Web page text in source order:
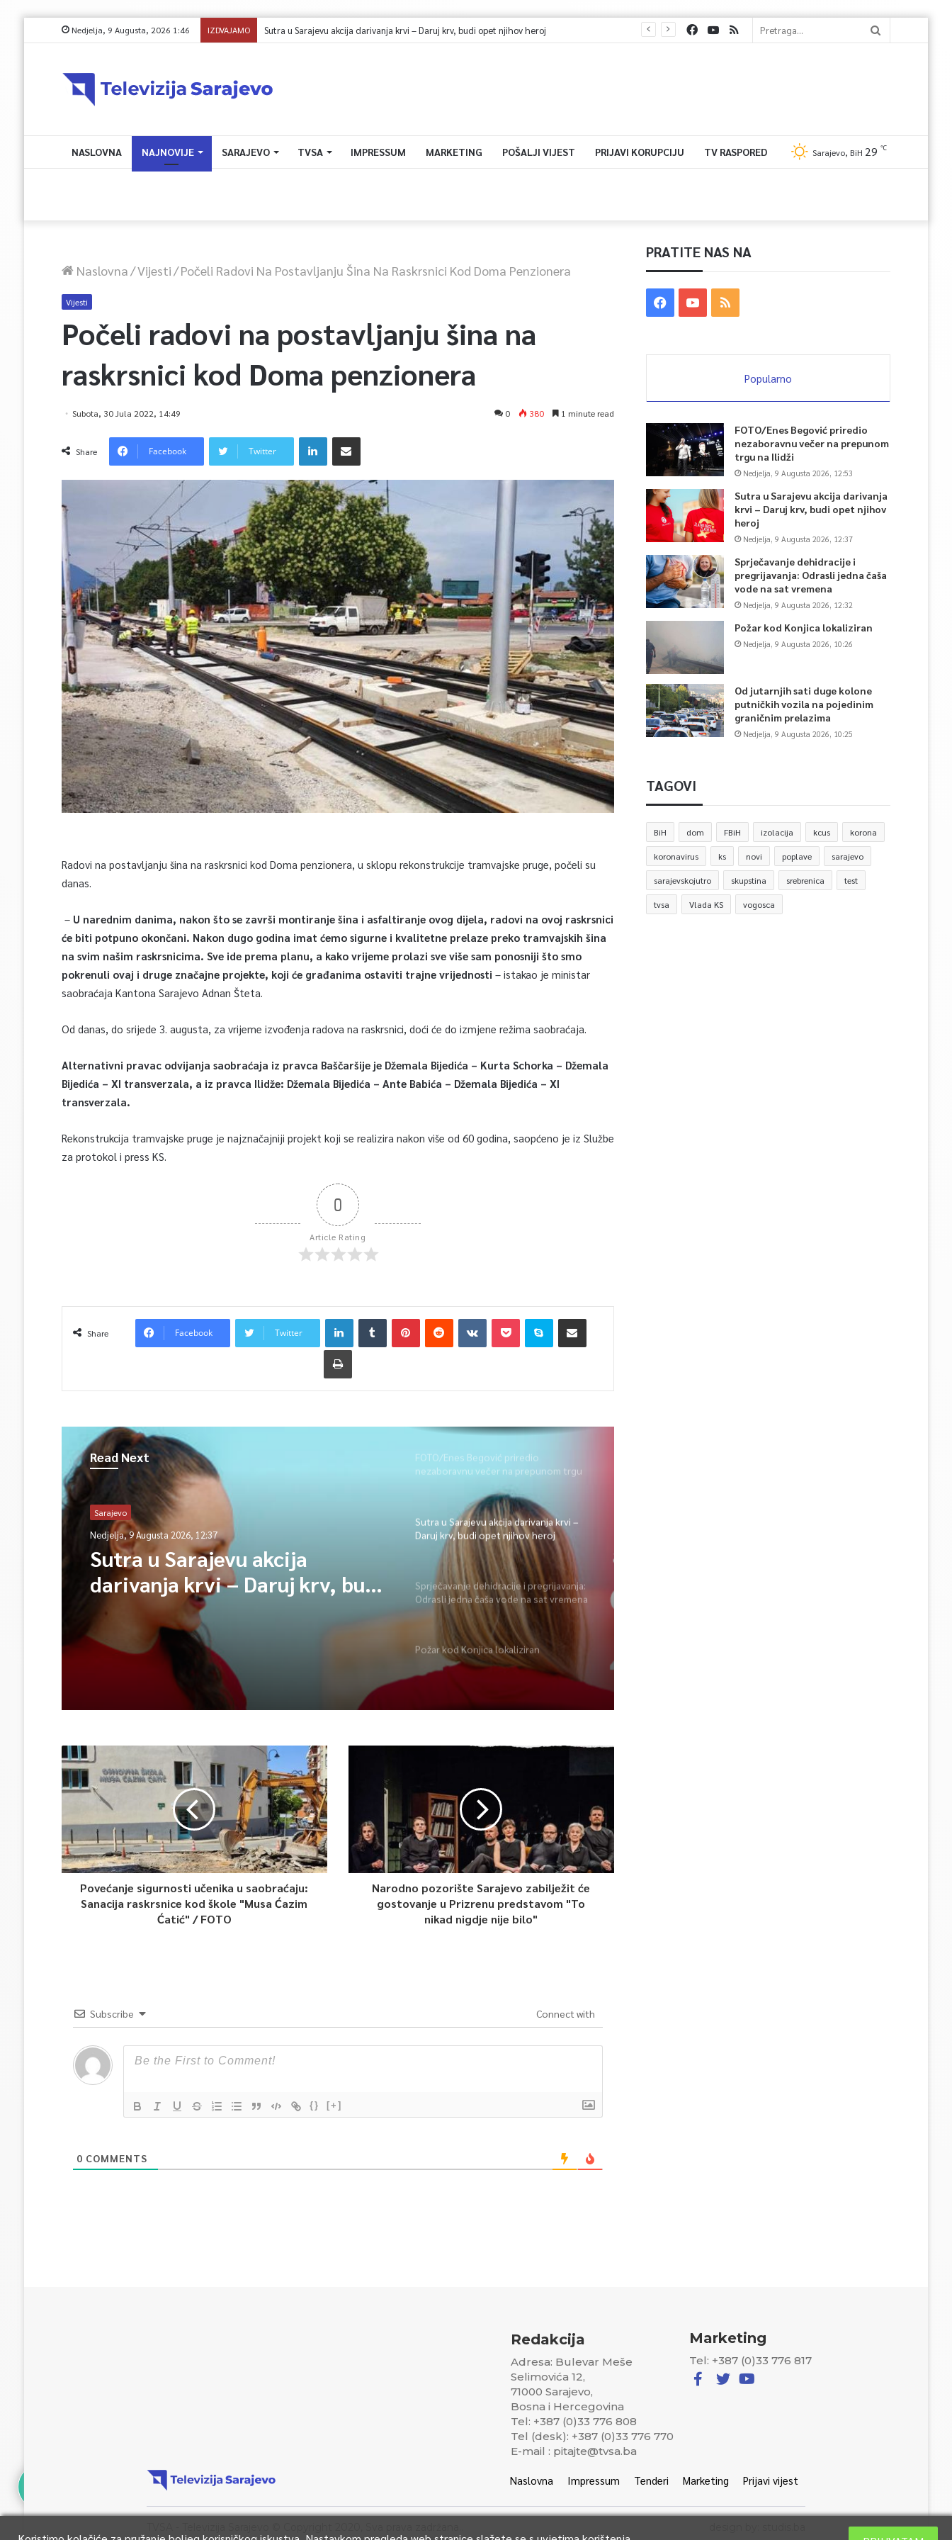
Nedjelja, 9 Augusta, 2026 1:46 IZDVAJAMO Sutra u Sarajevu akcija darivanja krvi – Daruj krv, budi opet njihov heroj
NASLOVNA NAJNOVIJE SARAJEVO TVSA IMPRESSUM MARKETING POŠALJI VIJEST PRIJAVI KORUPCIJU TV RASPORED Sarajevo, BiH 29 ℃
Naslovna/Vijesti/Počeli Radovi Na Postavljanju Šina Na Raskrsnici Kod Doma Penzionera
Vijesti
Počeli radovi na postavljanju šina na
raskrsnici kod Doma penzionera
Subota, 30 Jula 2022, 14:49 0 380 1 minute read
Share Facebook Twitter
Radovi na postavljanju šina na raskrsnici kod Doma penzionera, u sklopu rekonstrukcije tramvajske pruge, počeli su
danas.
– U narednim danima, nakon što se završi montiranje šina i asfaltiranje ovog dijela, radovi na ovoj raskrsnici
će biti potpuno okončani. Nakon dugo godina imat ćemo sigurne i kvalitetne prelaze preko tramvajskih šina
na svim našim raskrsnicima. Sve ide prema planu, a kako vrijeme prolazi sve više sam ponosniji što smo
pokrenuli ovaj i druge značajne projekte, koji će građanima ostaviti trajne vrijednosti – istakao je ministar
saobraćaja Kantona Sarajevo Adnan Šteta.
Od danas, do srijede 3. augusta, za vrijeme izvođenja radova na raskrsnici, doći će do izmjene režima saobraćaja.
Alternativni pravac odvijanja saobraćaja iz pravca Baščaršije je Džemala Bijedića – Kurta Schorka – Džemala
Bijedića – XI transverzala, a iz pravca Ilidže: Džemala Bijedića – Ante Babića – Džemala Bijedića – XI
transverzala.
Rekonstrukcija tramvajske pruge je najznačajniji projekt koji se realizira nakon više od 60 godina, saopćeno je iz Službe
za protokol i press KS.
0
Article Rating
Share Facebook Twitter
Read Next
Sarajevo
Nedjelja, 9 Augusta 2026, 12:37
Sutra u Sarajevu akcija
darivanja krvi – Daruj krv, budi
opet njihov heroj
FOTO/Enes Begović priredio
nezaboravnu večer na prepunom trgu
Sutra u Sarajevu akcija darivanja krvi –
Daruj krv, budi opet njihov heroj
Sprječavanje dehidracije i pregrijavanja:
Odrasli jedna čaša vode na sat vremena
Požar kod Konjica lokaliziran
Povećanje sigurnosti učenika u saobraćaju:
Sanacija raskrsnice kod škole "Musa Ćazim
Ćatić" / FOTO
Narodno pozorište Sarajevo zabilježit će
gostovanje u Prizrenu predstavom "To
nikad nigdje nije bilo"
Subscribe Connect with
{} [+]
0 COMMENTS
PRATITE NAS NA
Popularno
FOTO/Enes Begović priredio
nezaboravnu večer na prepunom
trgu na Ilidži
Nedjelja, 9 Augusta 2026, 12:53
Sutra u Sarajevu akcija darivanja
krvi – Daruj krv, budi opet njihov
heroj
Nedjelja, 9 Augusta 2026, 12:37
Sprječavanje dehidracije i
pregrijavanja: Odrasli jedna čaša
vode na sat vremena
Nedjelja, 9 Augusta 2026, 12:32
Požar kod Konjica lokaliziran
Nedjelja, 9 Augusta 2026, 10:26
Od jutarnjih sati duge kolone
putničkih vozila na pojedinim
graničnim prelazima
Nedjelja, 9 Augusta 2026, 10:25
TAGOVI
BiH dom FBiH izolacija kcus korona
koronavirus ks novi poplave sarajevo
sarajevskojutro skupstina srebrenica test
tvsa Vlada KS vogosca
Redakcija
Adresa: Bulevar Meše
Selimovića 12,
71000 Sarajevo,
Bosna i Hercegovina
Tel: +387 (0)33 776 808
Tel (desk): +387 (0)33 776 770
E-mail : pitajte@tvsa.ba
Marketing
Tel: +387 (0)33 776 817
Naslovna Impressum Tenderi Marketing Prijavi vijest